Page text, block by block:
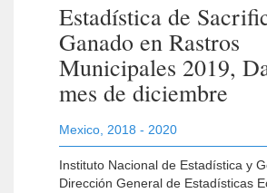
Estadística de
Ganado en Rastros
Municipales 2019,
mes de diciembre
Mexico 2018 - 2020
Instituto Nacional de Estadística y
Dirección General de Estadísticas